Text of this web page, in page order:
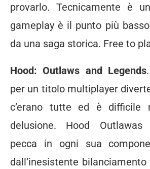
provarlo. Tecnicamente è
gameplay è il punto più
da una saga storica. Free to
Hood: Outlaws and Legends
per un titolo multiplayer
c’erano tutte ed è difficile
delusione. Hood
pecca in ogni sua
dall’inesistente bilanciamento